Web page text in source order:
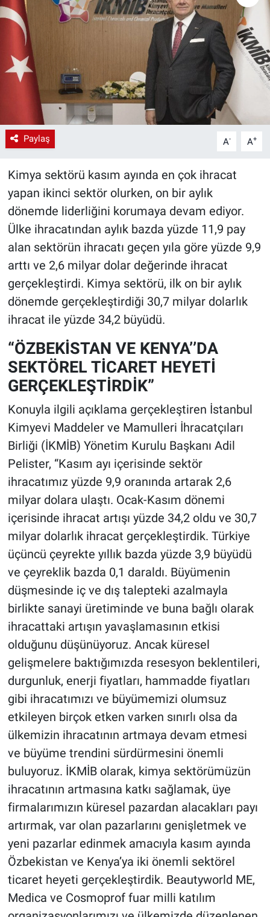
Paylaş A- A+
Kimya sektörü kasım ayında en çok ihracat
yapan ikinci sektör olurken, on bir aylık
dönemde liderliğini korumaya devam ediyor.
Ülke ihracatından aylık bazda yüzde 11,9 pay
alan sektörün ihracatı geçen yıla göre yüzde 9,9
arttı ve 2,6 milyar dolar değerinde ihracat
gerçekleştirdi. Kimya sektörü, ilk on bir aylık
dönemde gerçekleştirdiği 30,7 milyar dolarlık
ihracat ile yüzde 34,2 büyüdü.
“ÖZBEKİSTAN VE KENYA’’DA
SEKTÖREL TİCARET HEYETİ
GERÇEKLEŞTİRDİK”
Konuyla ilgili açıklama gerçekleştiren İstanbul
Kimyevi Maddeler ve Mamulleri İhracatçıları
Birliği (İKMİB) Yönetim Kurulu Başkanı Adil
Pelister, “Kasım ayı içerisinde sektör
ihracatımız yüzde 9,9 oranında artarak 2,6
milyar dolara ulaştı. Ocak-Kasım dönemi
içerisinde ihracat artışı yüzde 34,2 oldu ve 30,7
milyar dolarlık ihracat gerçekleştirdik. Türkiye
üçüncü çeyrekte yıllık bazda yüzde 3,9 büyüdü
ve çeyreklik bazda 0,1 daraldı. Büyümenin
düşmesinde iç ve dış talepteki azalmayla
birlikte sanayi üretiminde ve buna bağlı olarak
ihracattaki artışın yavaşlamasının etkisi
olduğunu düşünüyoruz. Ancak küresel
gelişmelere baktığımızda resesyon beklentileri,
durgunluk, enerji fiyatları, hammadde fiyatları
gibi ihracatımızı ve büyümemizi olumsuz
etkileyen birçok etken varken sınırlı olsa da
ülkemizin ihracatının artmaya devam etmesi
ve büyüme trendini sürdürmesini önemli
buluyoruz. İKMİB olarak, kimya sektörümüzün
ihracatının artmasına katkı sağlamak, üye
firmalarımızın küresel pazardan alacakları payı
artırmak, var olan pazarlarını genişletmek ve
yeni pazarlar edinmek amacıyla kasım ayında
Özbekistan ve Kenya’ya iki önemli sektörel
ticaret heyeti gerçekleştirdik. Beautyworld ME,
Medica ve Cosmoprof fuar milli katılım